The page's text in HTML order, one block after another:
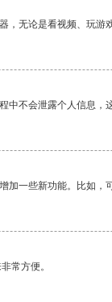
，无论是看视频、玩游
中不会泄露个人信息，
加一些新功能。比如，
常方便。